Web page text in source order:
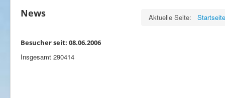
News
Besucher seit: 08.06.2006
Insgesamt 290414
Aktuelle Seite: Startseite